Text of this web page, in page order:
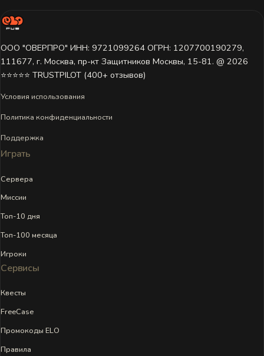
ООО "ОВЕРПРО" ИНН: 9721099264 ОГРН: 1207700190279,
111677, г. Москва, пр-кт Защитников Москвы, 15-81. @ 2026 ㅤ
⭐⭐⭐⭐⭐ TRUSTPILOT (400+ отзывов)
Условия использования
Политика конфиденциальности
Поддержка
Играть
Сервера
Миссии
Топ-10 дня
Топ-100 месяца
Игроки
Сервисы
Квесты
FreeCase
Промокоды ELO
Правила